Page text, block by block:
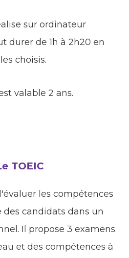
sur ordinateur
durer de 1h à 2h20 en
choisis.
valable 2 ans.
TOEIC
les compétences
candidats dans un
Il propose 3 examens
et des compétences à